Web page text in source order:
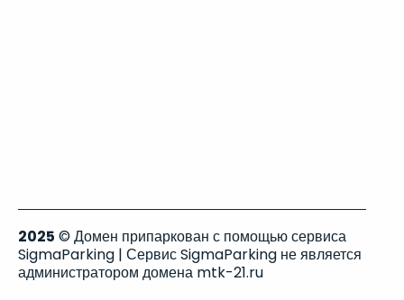
2025 © Домен припаркован с помощью сервиса
SigmaParking | Сервис SigmaParking не является
администратором домена mtk-21.ru